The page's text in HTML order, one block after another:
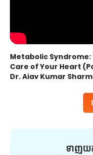
Metabolic Syndrome:
Care of Your Heart
Dr. Ajay Kumar
ទាញយ